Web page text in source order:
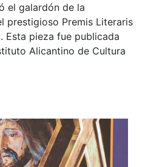
el galardón de la
prestigioso Premis Literaris
. Esta pieza fue publicada
Alicantino de Cultura